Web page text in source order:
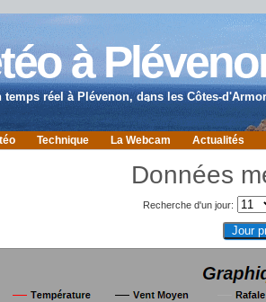
à
réel à Plévenon, dans les Côtes-
Technique La Webcam Actualités
Données
Recherche d'un jour: